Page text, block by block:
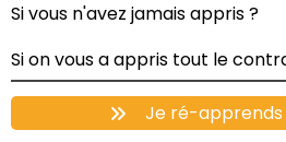
Si vous n'avez jamais appris ?
Si on vous a appris tout le
Je ré-apprends